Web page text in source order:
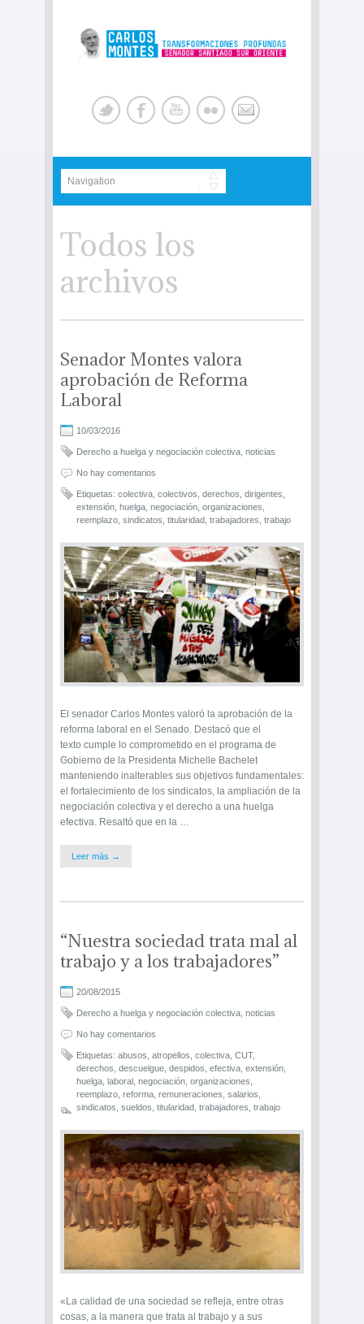
Todos los
archivos
Senador Montes valora
aprobación de Reforma
Laboral
10/03/2016
Derecho a huelga y negociación colectiva noticias
No hay comentarios
Etiquetas: colectiva colectivos derechos dirigentes
extensión huelga negociación organizaciones
reemplazo sindicatos titularidad trabajadores trabajo
El senador Carlos Montes valoró la aprobación de la
reforma laboral en el Senado. Destacó que el
texto cumple lo comprometido en el programa de
Gobierno de la Presidenta Michelle Bachelet
manteniendo inalterables sus objetivos fundamentales:
el fortalecimiento de los sindicatos, la ampliación de la
negociación colectiva y el derecho a una huelga
efectiva. Resaltó que en la …
Leer más →
“Nuestra sociedad trata mal al
trabajo y a los trabajadores”
20/08/2015
Derecho a huelga y negociación colectiva noticias
No hay comentarios
Etiquetas: abusos atropellos colectiva CUT,
derechos descuelgue despidos efectiva extensión
huelga laboral negociación organizaciones
reemplazo reforma remuneraciones salarios
sindicatos sueldos titularidad trabajadores trabajo
«La calidad de una sociedad se refleja, entre otras
cosas, a la manera que trata al trabajo y a sus